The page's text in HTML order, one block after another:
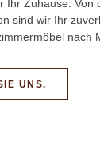
Ihr Zuhause. Von
sind wir Ihr
nach
UNS.